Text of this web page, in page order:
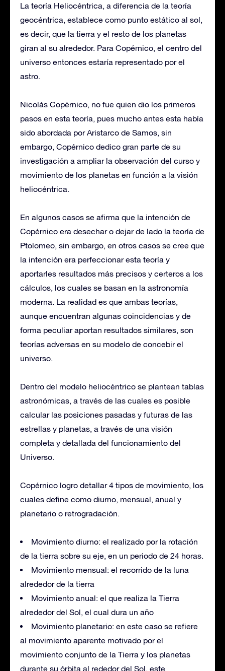
La teoría Heliocéntrica, a diferencia de la teoría
geocéntrica, establece como punto estático al sol,
es decir, que la tierra y el resto de los planetas
giran al su alrededor. Para Copérnico, el centro del
universo entonces estaría representado por el
astro.
Nicolás Copérnico, no fue quien dio los primeros
pasos en esta teoría, pues mucho antes esta había
sido abordada por Aristarco de Samos, sin
embargo, Copérnico dedico gran parte de su
investigación a ampliar la observación del curso y
movimiento de los planetas en función a la visión
heliocéntrica.
En algunos casos se afirma que la intención de
Copérnico era desechar o dejar de lado la teoría de
Ptolomeo, sin embargo, en otros casos se cree que
la intención era perfeccionar esta teoría y
aportarles resultados más precisos y certeros a los
cálculos, los cuales se basan en la astronomía
moderna. La realidad es que ambas teorías,
aunque encuentran algunas coincidencias y de
forma peculiar aportan resultados similares, son
teorías adversas en su modelo de concebir el
universo.
Dentro del modelo heliocéntrico se plantean tablas
astronómicas, a través de las cuales es posible
calcular las posiciones pasadas y futuras de las
estrellas y planetas, a través de una visión
completa y detallada del funcionamiento del
Universo.
Copérnico logro detallar 4 tipos de movimiento, los
cuales define como diurno, mensual, anual y
planetario o retrogradación.
Movimiento diurno: el realizado por la rotación
de la tierra sobre su eje, en un periodo de 24 horas.
Movimiento mensual: el recorrido de la luna
alrededor de la tierra
Movimiento anual: el que realiza la Tierra
alrededor del Sol, el cual dura un año
Movimiento planetario: en este caso se refiere
al movimiento aparente motivado por el
movimiento conjunto de la Tierra y los planetas
durante su órbita al rededor del Sol, este